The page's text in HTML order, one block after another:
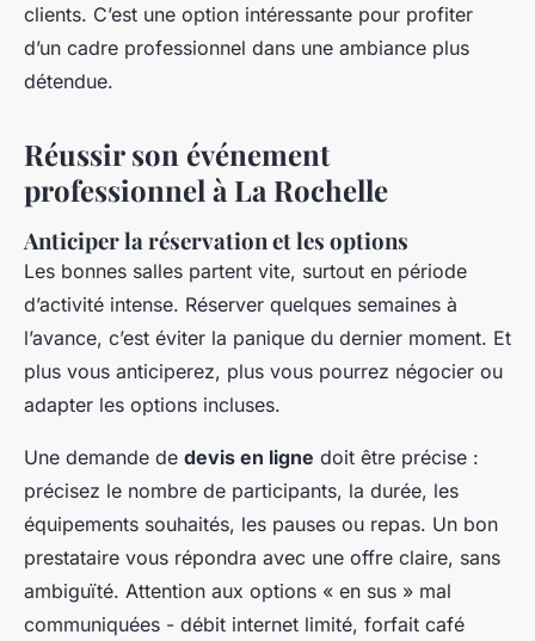
clients. C’est une option intéressante pour profiter
d’un cadre professionnel dans une ambiance plus
détendue.
Réussir son événement
professionnel à La Rochelle
Anticiper la réservation et les options
Les bonnes salles partent vite, surtout en période
d’activité intense. Réserver quelques semaines à
l’avance, c’est éviter la panique du dernier moment. Et
plus vous anticiperez, plus vous pourrez négocier ou
adapter les options incluses.
Une demande de devis en ligne doit être précise :
précisez le nombre de participants, la durée, les
équipements souhaités, les pauses ou repas. Un bon
prestataire vous répondra avec une offre claire, sans
ambiguïté. Attention aux options « en sus » mal
communiquées - débit internet limité, forfait café